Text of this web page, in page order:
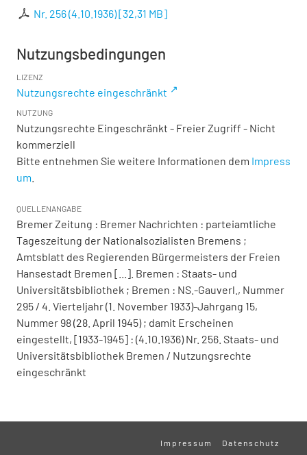
Nr. 256 (4.10.1936)[32,31 MB]
Nutzungsbedingungen
LIZENZ
Nutzungsrechte eingeschränkt
NUTZUNG
Nutzungsrechte Eingeschränkt - Freier Zugriff - Nicht
kommerziell
Bitte entnehmen Sie weitere Informationen dem Impress
um
QUELLENANGABE
Bremer Zeitung : Bremer Nachrichten : parteiamtliche
Tageszeitung der Nationalsozialisten Bremens ;
Amtsblatt des Regierenden Bürgermeisters der Freien
Hansestadt Bremen [...]. Bremen : Staats- und
Universitätsbibliothek ; Bremen : NS.-Gauverl., Nummer
295 / 4. Vierteljahr (1. November 1933)-Jahrgang 15,
Nummer 98 (28. April 1945) ; damit Erscheinen
eingestellt, [1933-1945] : (4.10.1936) Nr. 256. Staats- und
Universitätsbibliothek Bremen / Nutzungsrechte
eingeschränkt
Impressum Datenschutz